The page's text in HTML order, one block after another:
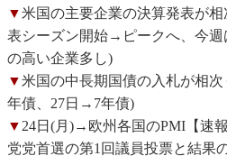
▼米国の主要企業の決算発表が
表シーズン開始→ピークへ、今
の高い企業多し)
▼米国の中長期国債の入札が相
年債、27日→7年債)
▼24日(月)→欧州各国のPMI【速
党党首選の第1回議員投票と結果